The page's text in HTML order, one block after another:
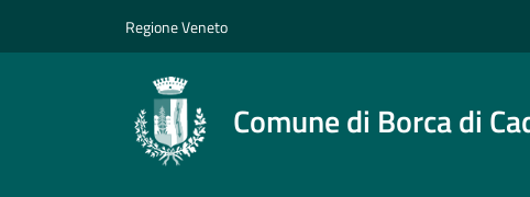
Regione Veneto
Comune di Borca di